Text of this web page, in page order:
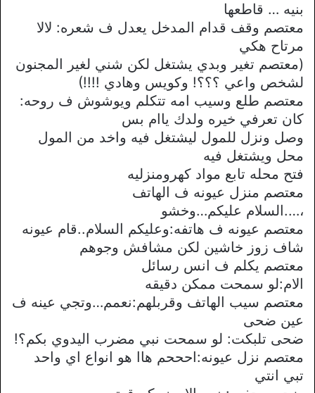
بنيه … قاطعها
معتصم وقف قدام المدخل يعدل ف شعره: لالا
مرتاح هكي
(معتصم تغير وبدي يشتغل لكن شني لغير المجنون
لشخص واعي ؟؟؟! وكويس وهادي !!!!)
معتصم طلع وسيب امه تتكلم ويوشوش ف روحه:
كان تعرفي خيره ولدك ياام بس
وصل ونزل للمول ليشتغل فيه واخد من المول
محل ويشتغل فيه
فتح محله تابع مواد كهرومنزليه
معتصم منزل عيونه ف الهاتف
،….السلام عليكم…وخشو
معتصم عيونه ف هاتفه:وعليكم السلام..قام عيونه
شاف زوز خاشين لكن مشافش وجوهم
معتصم يكلم ف انس رسائل
الام:لو سمحت ممكن دقيقه
معتصم سيب الهاتف وقربلهم:نعمم…وتجي عينه ف
عين ضحى
ضحى تلبكت: لو سمحت نبي مضرب اليدوي بكم؟!
معتصم نزل عيونه:احححم هاا هو انواع اي واحد
تبي انتي